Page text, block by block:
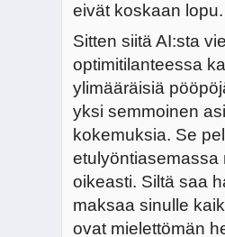
eivät koskaan lopu.
Sitten siitä AI:sta
optimitilanteessa
ylimääräisiä
yksi semmoinen
kokemuksia. Se
etulyöntiasemassa
oikeasti. Siltä saa
maksaa sinulle
ovat mielettömän